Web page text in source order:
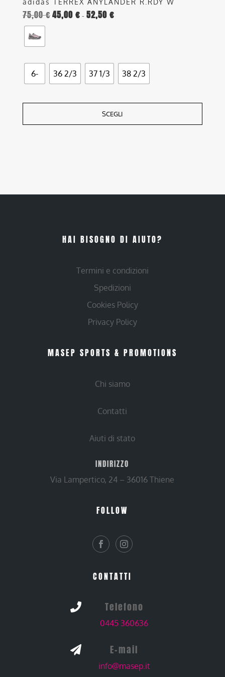
adidas TERREX ANYLANDER R.RDY W
75,00€45,00 € - 52,50 €Fascia
45,00 €
6- 36 2/3 37 1/3 38 2/3
SCEGLI
HAI BISOGNO DI AIUTO?
Termini e condizioni
Spedizioni
Cookies Policy
Privacy Policy
MASEP SPORTS & PROMOTIONS
Chi siamo
Contatti
Aiuti di stato
INDIRIZZO
Via Lampertico, 24 – 36016 Thiene
FOLLOW
CONTATTI
 Telefono
0445 360636
 E-mail
info@masep.it